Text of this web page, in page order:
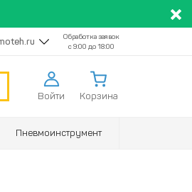
Обработка заявок
с 9:00 до 18:00
Войти Корзина
Пневмоинструмент